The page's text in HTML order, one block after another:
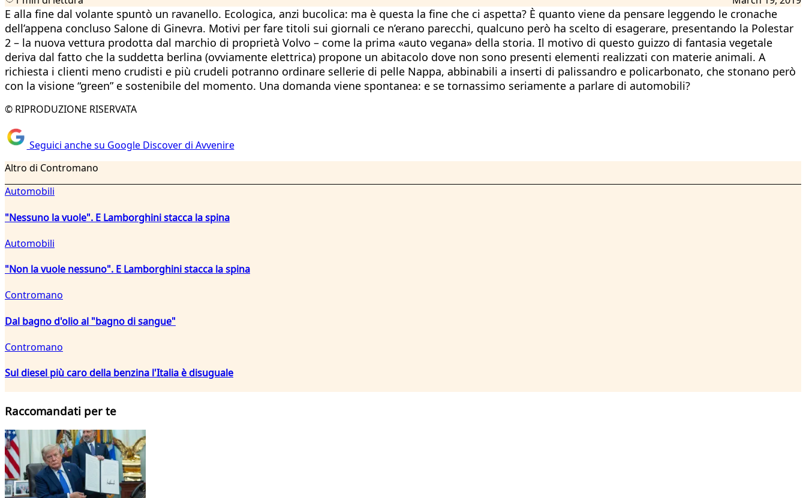
E alla fine dal volante spuntò un ravanello. Ecologica, anzi bucolica: ma è questa la fine che ci aspetta? È quanto viene da pensare leggendo le cronache
dell’appena concluso Salone di Ginevra. Motivi per fare titoli sui giornali ce n’erano parecchi, qualcuno però ha scelto di esagerare, presentando la Polestar
2 – la nuova vettura prodotta dal marchio di proprietà Volvo – come la prima «auto vegana» della storia. Il motivo di questo guizzo di fantasia vegetale
deriva dal fatto che la suddetta berlina (ovviamente elettrica) propone un abitacolo dove non sono presenti elementi realizzati con materie animali. A
richiesta i clienti meno crudisti e più crudeli potranno ordinare sellerie di pelle Nappa, abbinabili a inserti di palissandro e policarbonato, che stonano però
con la visione “green” e sostenibile del momento. Una domanda viene spontanea: e se tornassimo seriamente a parlare di automobili?
© RIPRODUZIONE RISERVATA
Seguici anche su Google Discover di Avvenire
Altro di Contromano
Automobili
"Nessuno la vuole". E Lamborghini stacca la spina
Automobili
"Non la vuole nessuno". E Lamborghini stacca la spina
Contromano
Dal bagno d'olio al "bagno di sangue"
Contromano
Sul diesel più caro della benzina l'Italia è disuguale
Raccomandati per te